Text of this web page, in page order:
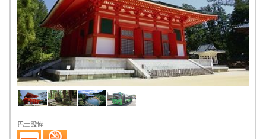
巴士設備